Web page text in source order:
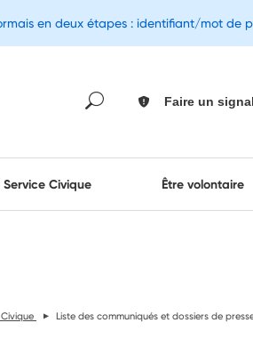
Faire un
Civique Être volontaire
Liste des communiqués et dossiers de
en deux étapes : identifiant/mot de